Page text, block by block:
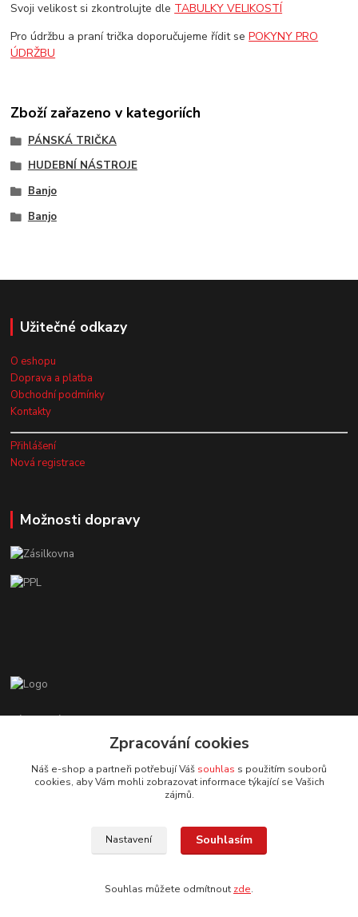
Svoji velikost si zkontrolujte dle TABULKY VELIKOSTÍ
Pro údržbu a praní trička doporučujeme řídit sePOKYNY PRO
ÚDRŽBU
Zboží zařazeno v kategoriích
PÁNSKÁ TRIČKA
HUDEBNÍ NÁSTROJE
Banjo
Banjo
Užitečné odkazy
O eshopu
Doprava a platba
Obchodní podmínky
Kontakty
Přihlášení
Nová registrace
Možnosti dopravy
Zákaznická podpora EshopMB.cz
+420 606 622 002
eshopmb@seznam.cz
© Copyright 2024 Martha Black
Zpracování cookies
Náš e-shop a partneři potřebují Váš souhlas s použitím souborů
cookies, aby Vám mohli zobrazovat informace týkající se Vašich
zájmů.
Nastavení Souhlasím
Souhlas můžete odmítnout zde.